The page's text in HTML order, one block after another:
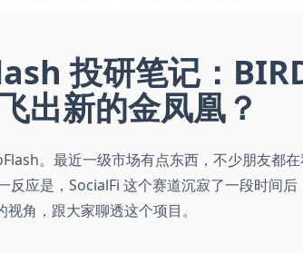
投研笔记：
出新的金凤凰？
。最近一级市场有点东西，不少朋友都
反应是，SocialFi 这个赛道沉寂了一段时间
角，跟大家聊透这个项目。